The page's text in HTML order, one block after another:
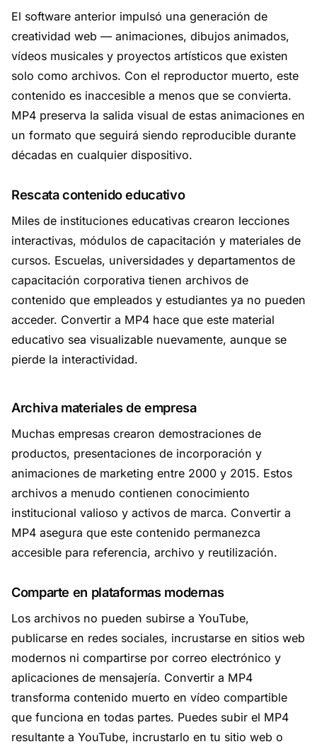
El software anterior impulsó una generación de
creatividad web — animaciones, dibujos animados,
vídeos musicales y proyectos artísticos que existen
solo como archivos. Con el reproductor muerto, este
contenido es inaccesible a menos que se convierta.
MP4 preserva la salida visual de estas animaciones en
un formato que seguirá siendo reproducible durante
décadas en cualquier dispositivo.
Rescata contenido educativo
Miles de instituciones educativas crearon lecciones
interactivas, módulos de capacitación y materiales de
cursos. Escuelas, universidades y departamentos de
capacitación corporativa tienen archivos de
contenido que empleados y estudiantes ya no pueden
acceder. Convertir a MP4 hace que este material
educativo sea visualizable nuevamente, aunque se
pierde la interactividad.
Archiva materiales de empresa
Muchas empresas crearon demostraciones de
productos, presentaciones de incorporación y
animaciones de marketing entre 2000 y 2015. Estos
archivos a menudo contienen conocimiento
institucional valioso y activos de marca. Convertir a
MP4 asegura que este contenido permanezca
accesible para referencia, archivo y reutilización.
Comparte en plataformas modernas
Los archivos no pueden subirse a YouTube,
publicarse en redes sociales, incrustarse en sitios web
modernos ni compartirse por correo electrónico y
aplicaciones de mensajería. Convertir a MP4
transforma contenido muerto en vídeo compartible
que funciona en todas partes. Puedes subir el MP4
resultante a YouTube, incrustarlo en tu sitio web o